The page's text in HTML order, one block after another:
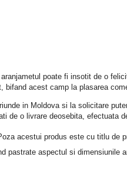
aranjametul poate fi insotit de o
bifand acest camp la plasarea
in Moldova si la solicitare
de o livrare deosebita, efectuata
acestui produs este cu titlu de
pastrate aspectul si dimensiunile